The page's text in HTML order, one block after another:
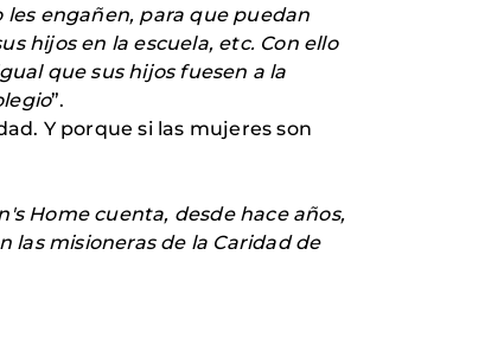
les engañen, para que puedan
hijos en la escuela, etc. Con ello
que sus hijos fuesen a la
”.
Y porque si las mujeres son
Home cuenta, desde hace años,
las misioneras de la Caridad de